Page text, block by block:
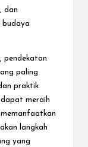
dan
budaya
pendekatan
paling
praktik
meraih
memanfaatkan
langkah
yang